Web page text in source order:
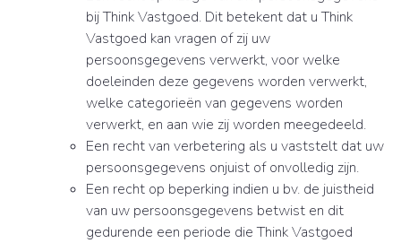
bij Think Vastgoed. Dit betekent dat u Think
Vastgoed kan vragen of zij uw
persoonsgegevens verwerkt, voor welke
doeleinden deze gegevens worden verwerkt,
welke categorieën van gegevens worden
verwerkt, en aan wie zij worden meegedeeld.
Een recht van verbetering als u vaststelt dat uw
persoonsgegevens onjuist of onvolledig zijn.
Een recht op beperking indien u bv. de juistheid
van uw persoonsgegevens betwist en dit
gedurende een periode die Think Vastgoed